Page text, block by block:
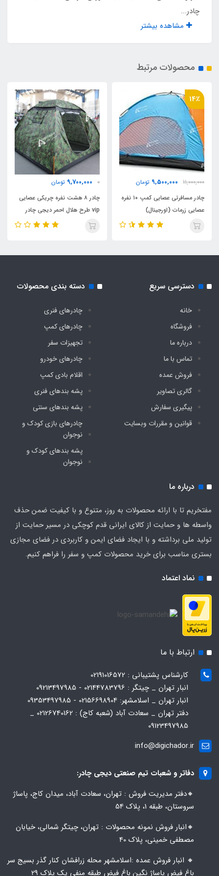
1 عدد
تعداد پنجره بزرگ
1 عدد
مناسب برای نشستن
8 نفر
مناسب برای خواب
اقلام همراه
کیف حمل مخصوص
حدود ۱۰ کیلو
چادر...
مشاهده بیشتر
محصولات مرتبط
14٪
11,000,000
9,500,000 تومان
چادر مسافرتی عصایی کمپ ۱۰ نفره
عصایی زرمات (اورجینال)
0
9,700,000 تومان
چادر ۸ هشت نفره چریکی عصایی
vip طرح هلال احمر دیجی چادر
نماد اعتماد
دسترسی سریع
خانه
فروشگاه
درباره ما
تماس با ما
فروش عمده
گالری تصاویر
پیگیری سفارش
قوانین و مقررات وبسایت
دسته بندی محصولات
چادرهای فنری
چادرهای کمپ
تجهیزات سفر
چادرهای خودرو
اقلام بادی کمپ
پشه‌ بندهای فنری
پشه‌ بندهای سنتی
چادرهای بازی کودک و
نوجوان
پشه‌ بندهای کودک و
نوجوان
درباره ما
مفتخریم تا با ارائه محصولات به روز، متنوع و با کیفیت ضمن حذف
واسطه ها و حمایت از کالای ایرانی قدم کوچکی در مسیر حمایت از
تولید ملی برداشته و با ایجاد فضای ایمن و کاربردی در فضای مجازی
بستری مناسب برای خرید محصولات کمپ و سفر را فراهم کنیم.
ارتباط با ما
کارشناس پشتیبانی : 02191016572
انبار تهران _ چیتگر : 02144783796 - 09213497985
انبار تهران _ اسلامشهر: 02156698904 - 09353497985
دفتر تهران _ سعادت آباد (شعبه کاج) : 02126740162 _
09123497985
info@digichador.ir
دفاتر و شعبات تیم صنعتی دیجی چادر:
🔸️​​دفتر مدیریت فروش : تهران، سعادت آباد، میدان کاج، پاساژ
سروستان، طبقه 1، پلاک 54
🔸️​​انبار فروش نمونه محصولات : تهران، چیتگر شمالی، خیابان
مصطفی خمینی، پلاک 40
🔸️ انبار فروش عمده :اسلامشهر محله زرافشان کنار گذر بسیج سر
باغ فیض پاساژ نگین باغ فیض طبقه منفی یک پلاک ۲۹